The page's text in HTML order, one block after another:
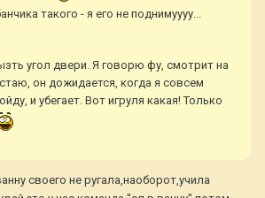
такого - я его не поднимуууу...
угол двери. Я говорю фу, смотрит на
он дожидается, когда я совсем
и убегает. Вот игруля какая! Только
своего не ругала,наоборот,учила